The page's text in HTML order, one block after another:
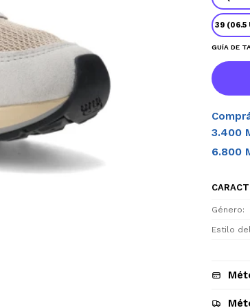
39 (06.5
GUÍA DE
3.400
6.800
Género
Estilo